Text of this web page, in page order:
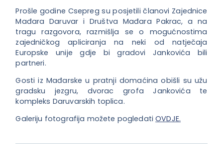
Prošle godine Csepreg su posjetili članovi Zajednice
Mađara Daruvar i Društva Mađara Pakrac, a na
tragu razgovora, razmišlja se o mogućnostima
zajedničkog apliciranja na neki od natječaja
Europske unije gdje bi gradovi Jankovića bili
partneri.
Gosti iz Mađarske u pratnji domaćina obišli su užu
gradsku jezgru, dvorac grofa Jankovića te
kompleks Daruvarskih toplica.
Galeriju fotografija možete pogledatiOVDJE.